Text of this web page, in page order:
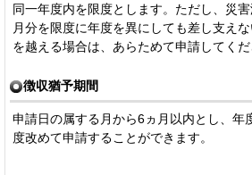
同一年度内を限度とします。ただし、災
月分を限度に年度を異にしても差し支え
を越える場合は、あらためて申請してく
徴収猶予期間
申請日の属する月から6ヵ月以内とし、年
度改めて申請することができます。